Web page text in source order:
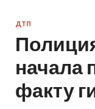
ДТП
начала
факту